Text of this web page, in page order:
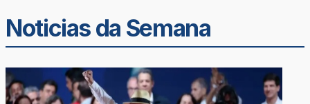
Noticias da Semana